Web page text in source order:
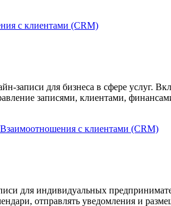
с клиентами (CRM)
записи для бизнеса в сфере услуг.
записями, клиентами,
Взаимоотношения с клиентами (CRM)
для индивидуальных
отправлять уведомления и